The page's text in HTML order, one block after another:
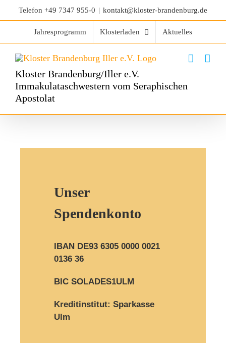
Telefon +49 7347 955-0 | kontakt@kloster-brandenburg.de
Jahresprogramm Klosterladen Aktuelles
Kloster Brandenburg/Iller e.V.
Immakulataschwestern vom Seraphischen
Apostolat
Unser
Spendenkonto
IBAN DE93 6305 0000 0021
0136 36
BIC SOLADES1ULM
Kreditinstitut: Sparkasse
Ulm